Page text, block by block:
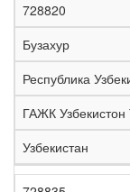
728820
Бузахур
Республика
ГАЖК
Узбекистан